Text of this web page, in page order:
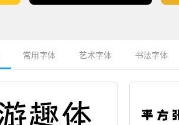
常用字体 艺术字体 书法字体